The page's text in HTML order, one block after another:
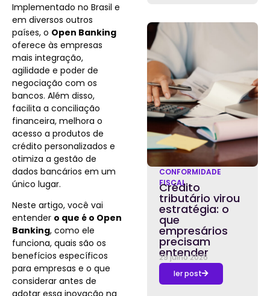
Implementado no Brasil e
em diversos outros
países, o Open Banking
oferece às empresas
mais integração,
agilidade e poder de
negociação com os
bancos. Além disso,
facilita a conciliação
financeira, melhora o
acesso a produtos de
crédito personalizados e
otimiza a gestão de
dados bancários em um
único lugar.
Neste artigo, você vai
entender o que é o Open
Banking, como ele
funciona, quais são os
benefícios específicos
para empresas e o que
considerar antes de
adotar essa inovação na
CONFORMIDADE
FISCAL
Crédito
tributário virou
estratégia: o
que
empresários
precisam
entender
29 julho 2026
ler post